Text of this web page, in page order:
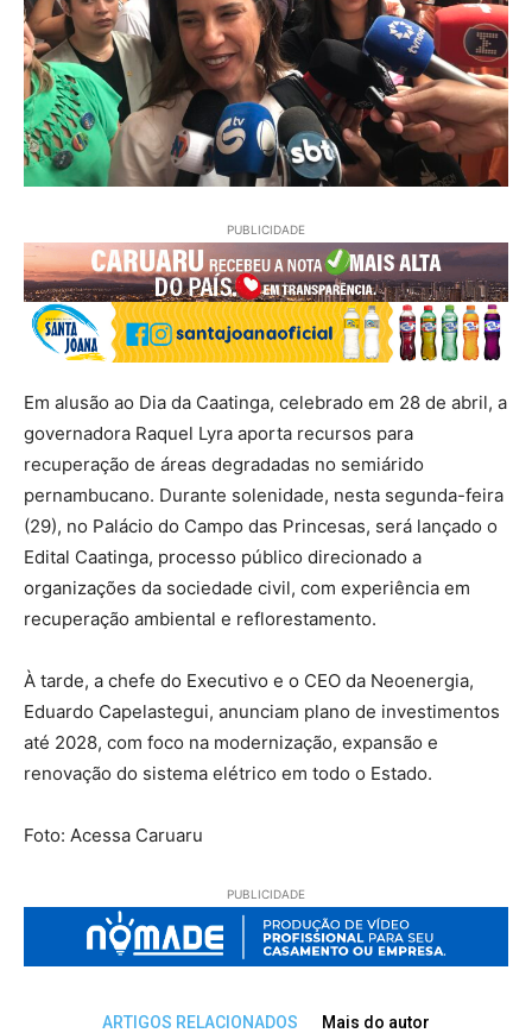
PUBLICIDADE
Em alusão ao Dia da Caatinga, celebrado em 28 de abril, a
governadora Raquel Lyra aporta recursos para
recuperação de áreas degradadas no semiárido
pernambucano. Durante solenidade, nesta segunda-feira
(29), no Palácio do Campo das Princesas, será lançado o
Edital Caatinga, processo público direcionado a
organizações da sociedade civil, com experiência em
recuperação ambiental e reflorestamento.
À tarde, a chefe do Executivo e o CEO da Neoenergia,
Eduardo Capelastegui, anunciam plano de investimentos
até 2028, com foco na modernização, expansão e
renovação do sistema elétrico em todo o Estado.
Foto: Acessa Caruaru
PUBLICIDADE
ARTIGOS RELACIONADOS Mais do autor